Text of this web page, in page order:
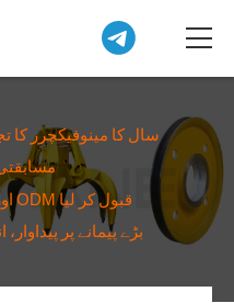
21 سال کا مینوفیکچرر کا
OEM اور ODM قبول کر لیا
بڑے پیمانے پر پیداوار،